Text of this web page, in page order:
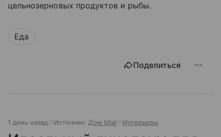
цельнозерновых продуктов и рыбы.
Еда
Поделиться
1 день назад Источник: Дом Mail Интерьеры